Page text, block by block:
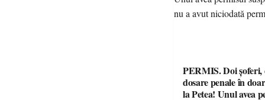
PERMIS. Doi șoferi,
dosare penale în
la Petea! Unul avea